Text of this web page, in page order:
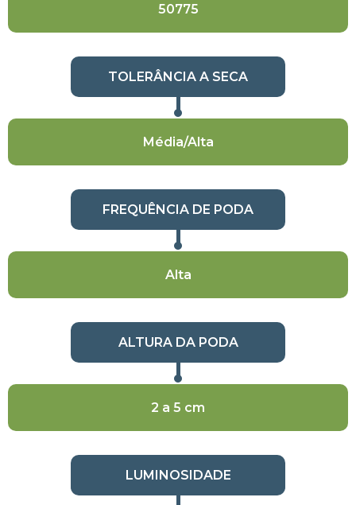
50775
TOLERÂNCIA A SECA
Média/Alta
FREQUÊNCIA DE PODA
Alta
ALTURA DA PODA
2 a 5 cm
LUMINOSIDADE